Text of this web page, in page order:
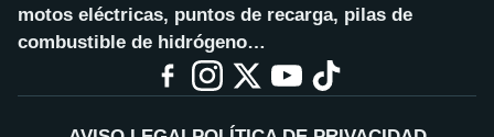
motos eléctricas, puntos de recarga, pilas de
combustible de hidrógeno…